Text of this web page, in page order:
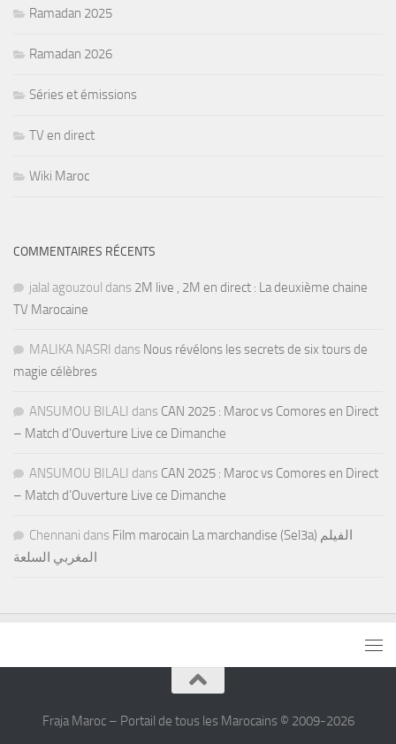
Ramadan 2025
Ramadan 2026
Séries et émissions
TV en direct
Wiki Maroc
COMMENTAIRES RÉCENTS
jalal agouzoul dans 2M live , 2M en direct : La deuxième chaine
TV Marocaine
MALIKA NASRI dans Nous révélons les secrets de six tours de
magie célèbres
ANSUMOU BILALI dans CAN 2025 : Maroc vs Comores en Direct
– Match d’Ouverture Live ce Dimanche
ANSUMOU BILALI dans CAN 2025 : Maroc vs Comores en Direct
– Match d’Ouverture Live ce Dimanche
Chennani dans Film marocain La marchandise (Sel3a) الفيلم
المغربي السلعة
Fraja Maroc – Portail de tous les Marocains © 2009-2026